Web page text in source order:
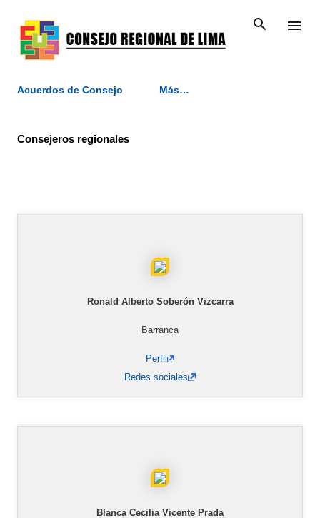
Acuerdos de Consejo Más…
Consejeros regionales
Ronald Alberto Soberón Vizcarra
Barranca
Perfil
Redes sociales
Blanca Cecilia Vicente Prada